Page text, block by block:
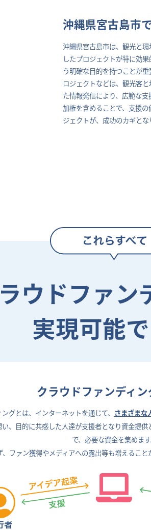
沖縄県宮古島市
沖縄県宮古島市は、観光と
したプロジェクトが特に効
う明確な目的を持つことが
ロジェクトなどは、観光客
た情報発信により、広範な
加権を含めることで、支援
ジェクトが、成功のカギとな
ウドファン
実現可能で
クラウドファンディン
グとは、 インターネットを通じて、 さまざまな
、目的に共感した人達が支援者となり資金提
で、 必要な資金を集めます
ファン獲得やメディアへの露出等も増えること